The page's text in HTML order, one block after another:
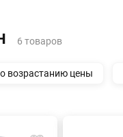
6 товаров
возрастанию цены